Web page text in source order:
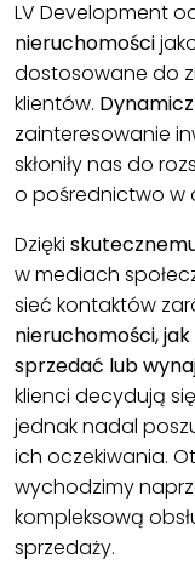
LV Development
nieruchomości
dostosowane do
klientów.
zainteresowanie
skłoniły nas do
o pośrednictwo w
Dzięki
w mediach
sieć kontaktów
nieruchomości,
sprzedać lub
klienci decydują
jednak nadal
ich oczekiwania.
wychodzimy
kompleksową
sprzedaży.